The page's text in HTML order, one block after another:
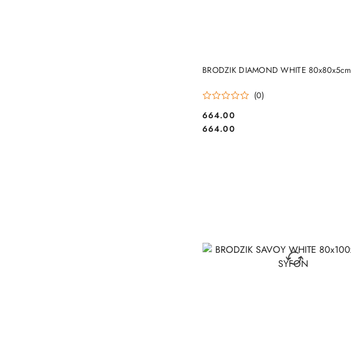
BRODZIK DIAMOND WHITE 80x80x5cm
(0)
Cena:
664.00
Cena:
664.00
DO KOSZYKA